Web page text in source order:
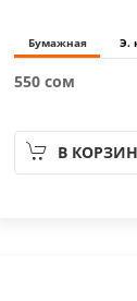
Бумажная Э.
550 сом
В